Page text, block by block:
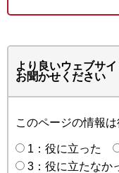
より良いウェブサ
お聞かせください
このページの情報
1：役に立った
3：役に立たなか